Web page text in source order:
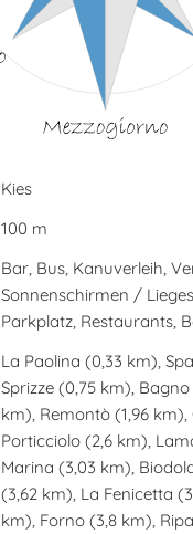
Kies
100 m
Bar, Bus, Kanuverleih,
Sonnenschirmen /
Parkplatz, Restaurants,
La Paolina (0,33 km),
Sprizze (0,75 km), Bagno
km), Remontò (1,96 km),
Porticciolo (2,6 km),
Marina (3,03 km),
(3,62 km), La Fenicetta
km), Forno (3,8 km),